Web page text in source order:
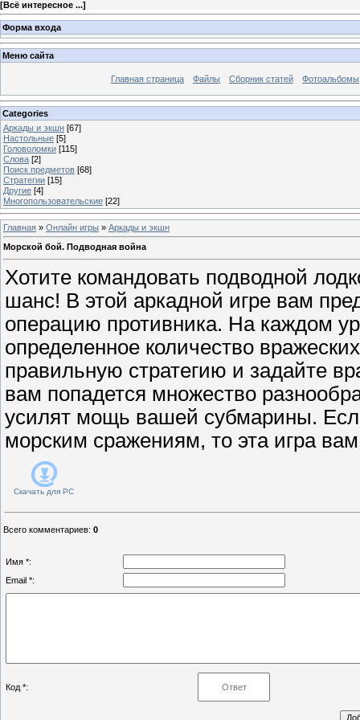
[Всё интересное ...]
Форма входа
Меню сайта
Главная страница Файлы Сборник статей Фотоальбомы
Categories
Аркады и экшн [67]
Настольные [5]
Головоломки [115]
Слова [2]
Поиск предметов [68]
Стратегии [15]
Другие [4]
Многопользовательские [22]
Главная » Онлайн игры » Аркады и экшн
Морской бой. Подводная война
Хотите командовать подводной
шанс! В этой аркадной игре вам
операцию противника. На каждом
определенное количество
правильную стратегию и задайте
вам попадется множество
усилят мощь вашей субмарины.
морским сражениям, то эта игра
Скачать для PC
Всего комментариев: 0
Имя *:
Email *:
Код *: